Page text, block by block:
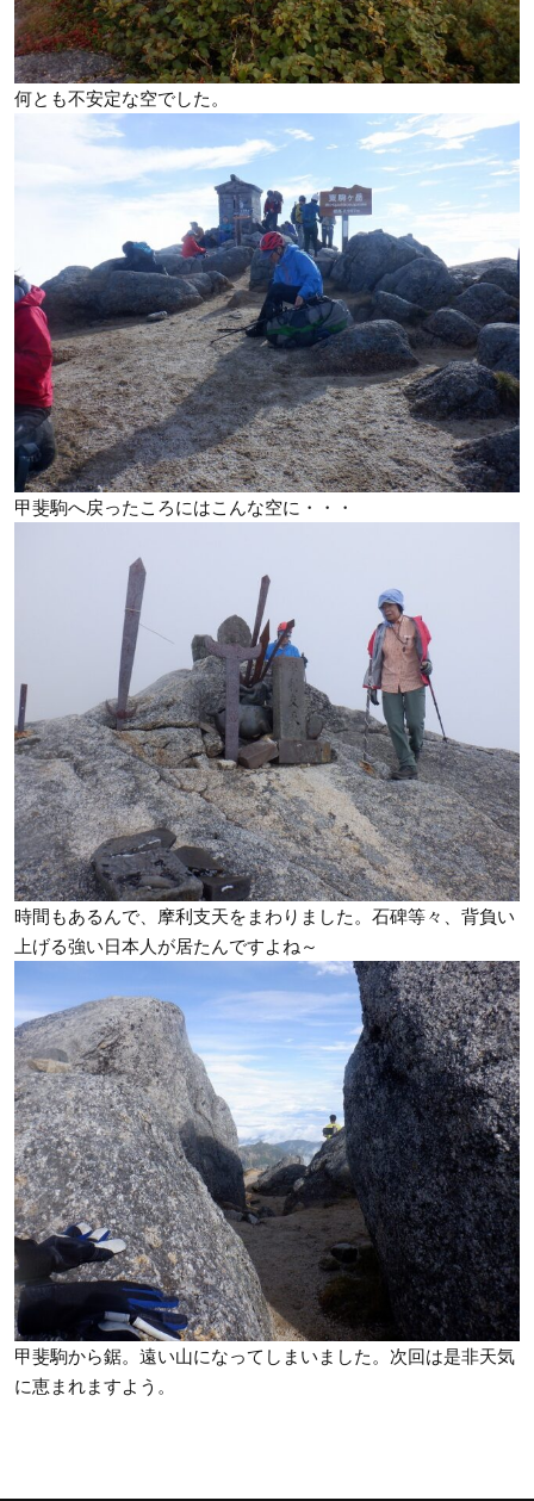
何とも不安定な空でした。
甲斐駒へ戻ったころにはこんな空に・・・
時間もあるんで、摩利支天をまわりました。石碑等々、背負い
上げる強い日本人が居たんですよね～
甲斐駒から鋸。遠い山になってしまいました。次回は是非天気
に恵まれますよう。